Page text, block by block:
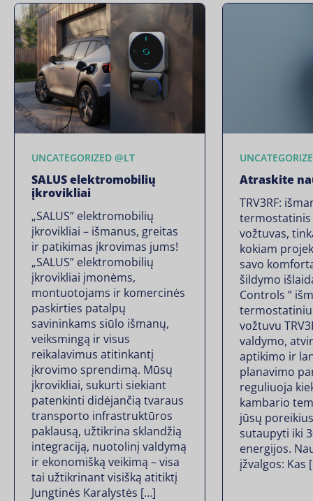
UNCATEGORIZED @LT
SALUS elektromobilių
įkrovikliai
„SALUS” elektromobilių
įkrovikliai – išmanus, greitas
ir patikimas įkrovimas jums!
„SALUS” elektromobilių
įkrovikliai įmonėms,
montuotojams ir komercinės
paskirties patalpų
savininkams siūlo išmanų,
veiksmingą ir visus
reikalavimus atitinkantį
įkrovimo sprendimą. Mūsų
įkrovikliai, sukurti siekiant
patenkinti didėjančią tvaraus
transporto infrastruktūros
paklausą, užtikrina sklandžią
integraciją, nuotolinį valdymą
ir ekonomišką veikimą – visa
tai užtikrinant visišką atitiktį
Jungtinės Karalystės […]
Atraskite
TRV3RF:
vožtuvas,
kokiam
savo
šildymo
Controls ”
vožtuvu
valdymo,
aptikimo ir
planavimo
reguliuoja
kambario
jūsų
sutaupyti iki
energijos.
įžvalgos: Kas